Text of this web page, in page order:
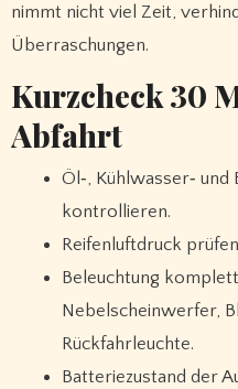
nimmt nicht viel Zeit,
Überraschungen.
Kurzcheck 30
Abfahrt
Öl‑, Kühlwasser‑
kontrollieren.
Reifenluftdruck
Beleuchtung
Nebelscheinwerfer,
Rückfahrleuchte.
Batteriezustand der